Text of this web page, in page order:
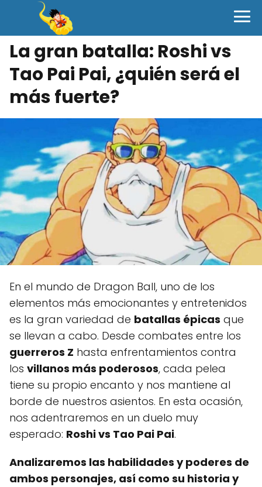
La gran batalla: Roshi vs
Tao Pai Pai, ¿quién será el
más fuerte?
En el mundo de Dragon Ball, uno de los
elementos más emocionantes y entretenidos
es la gran variedad de batallas épicas que
se llevan a cabo. Desde combates entre los
guerreros Z hasta enfrentamientos contra
los villanos más poderosos, cada pelea
tiene su propio encanto y nos mantiene al
borde de nuestros asientos. En esta ocasión,
nos adentraremos en un duelo muy
esperado: Roshi vs Tao Pai Pai.
Analizaremos las habilidades y poderes de
ambos personajes, así como su historia y